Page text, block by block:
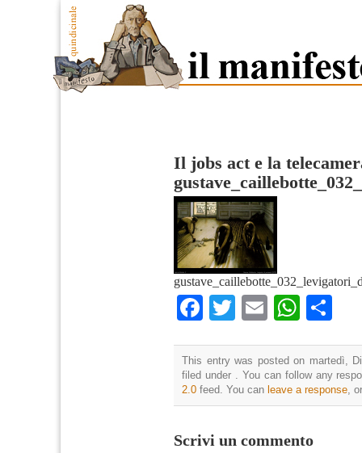
Il jobs act e la
Facebook
TwitterEmail
This entry was posted on martedì,
filed under . You can follow any
2.0 feed. You can leave a response,
Scrivi un commento